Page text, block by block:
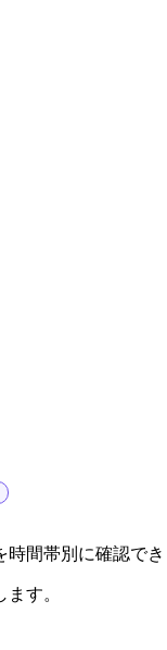
時間帯別に確認で
す。